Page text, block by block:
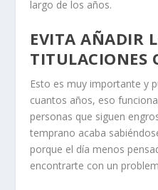
largo de los años.
EVITA AÑADIR
TITULACIONES
Esto es muy importante y
cuantos años, eso
personas que siguen
temprano acaba
porque el día menos
encontrarte con un